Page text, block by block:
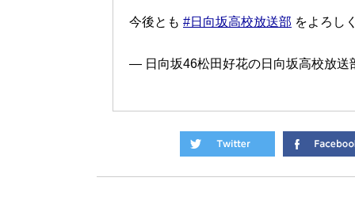
今後とも #日向坂高校放送部 をよろし
— 日向坂46松田好花の日向坂高校放送